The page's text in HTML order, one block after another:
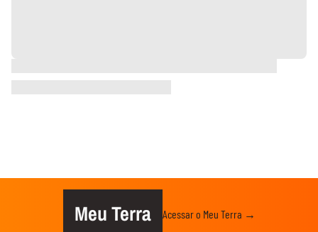
Meu Terra Acessar o Meu Terra →